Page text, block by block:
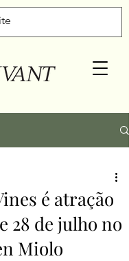
é atração
28 de julho no
Miolo